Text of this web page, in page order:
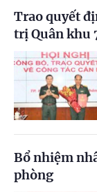
Trao quyết
trị Quân khu
Bổ nhiệm
phòng